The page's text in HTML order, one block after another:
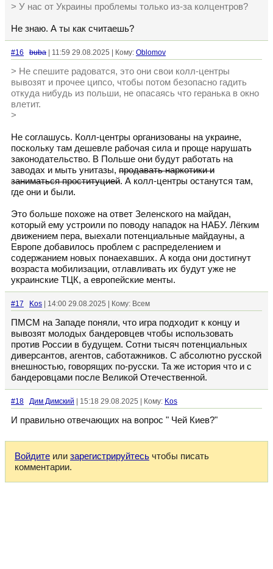
> У нас от Украины проблемы только из-за колцентров?
Не знаю. А ты как считаешь?
#16 buba | 11:59 29.08.2025 | Кому: Oblomov
> Не спешите радоватся, это они свои колл-центры
вывозят и прочее ципсо, чтобы потом безопасно гадить
откуда нибудь из польши, не опасаясь что геранька в окно
влетит.
>
Не соглашусь. Колл-центры организованы на украине,
поскольку там дешевле рабочая сила и проще нарушать
законодательство. В Польше они будут работать на
заводах и мыть унитазы, продавать наркотики и
заниматься проституцией. А колл-центры останутся там,
где они и были.
Это больше похоже на ответ Зеленского на майдан,
который ему устроили по поводу нападок на НАБУ. Лёгким
движением пера, выехали потенциальные майдауны, а
Европе добавилось проблем с распределением и
содержанием новых понаехавших. А когда они достигнут
возраста мобилизации, отлавливать их будут уже не
украинские ТЦК, а европейские менты.
#17 Kos | 14:00 29.08.2025 | Кому: Всем
ПМСМ на Западе поняли, что игра подходит к концу и
вывозят молодых бандеровцев чтобы использовать
против России в будущем. Сотни тысяч потенциальных
диверсантов, агентов, саботажников. С абсолютно русской
внешностью, говорящих по-русски. Та же история что и с
бандеровцами после Великой Отечественной.
#18 Дим Димский | 15:18 29.08.2025 | Кому: Kos
И правильно отвечающих на вопрос " Чей Киев?"
Войдите или зарегистрируйтесь чтобы писать
комментарии.